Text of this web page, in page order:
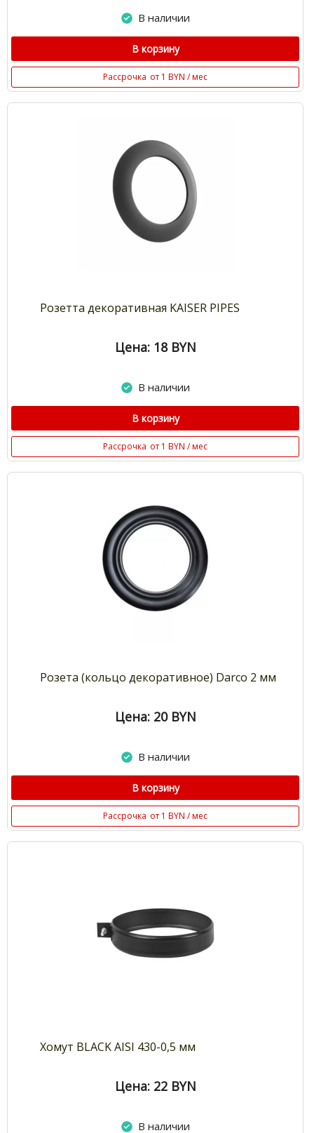
В наличии
В корзину
Рассрочка от 1 BYN / мес
Розетта декоративная KAISER PIPES
Цена: 18 BYN
В наличии
В корзину
Рассрочка от 1 BYN / мес
Розета (кольцо декоративное) Darco 2 мм
Цена: 20 BYN
В наличии
В корзину
Рассрочка от 1 BYN / мес
Хомут BLACK AISI 430-0,5 мм
Цена: 22 BYN
В наличии